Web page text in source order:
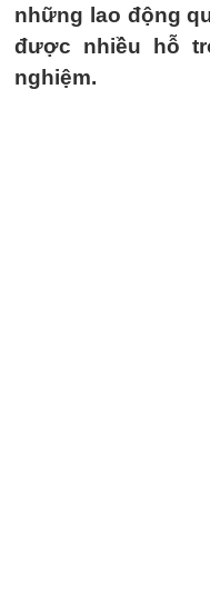
những lao động
được nhiều hỗ
nghiệm.